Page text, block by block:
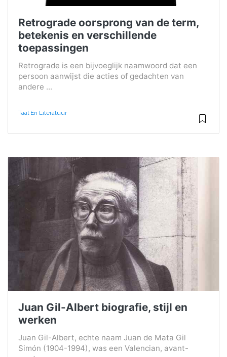
Retrograde oorsprong van de term,
betekenis en verschillende
toepassingen
Retrograde is een bijvoeglijk naamwoord dat een
persoon aanwijst die acties of gedachten van
andere ...
Taal En Literatuur
Juan Gil-Albert biografie, stijl en
werken
Juan Gil-Albert, echte naam Juan de Mata Gil
Simón (1904-1994), was een Valencian, avant-